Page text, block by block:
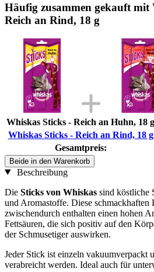
Häufig zusammen gekauft mit
Reich an Rind, 18 g
Whiskas Sticks - Reich an Huhn, 18 g
Whiskas Sticks - Reich an Rind, 18 g
Gesamtpreis:
Beide in den Warenkorb
Beschreibung
Die Sticks von Whiskas sind köstliche
und Aromastoffe. Diese schmackhaften
zwischendurch enthalten einen hohen
Fettsäuren, die sich positiv auf den
der Schmusetiger auswirken.
Jeder Stick ist einzeln vakuumverpackt
verabreicht werden. Ideal auch für